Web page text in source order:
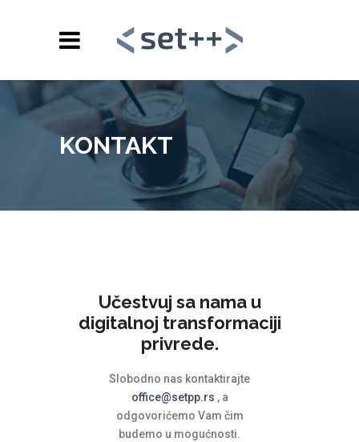
KONTAKT
Učestvuj sa nama u
digitalnoj transformaciji
privrede.
Slobodno nas kontaktirajte
office@setpp.rs , a
odgovorićemo Vam čim
budemo u mogućnosti.